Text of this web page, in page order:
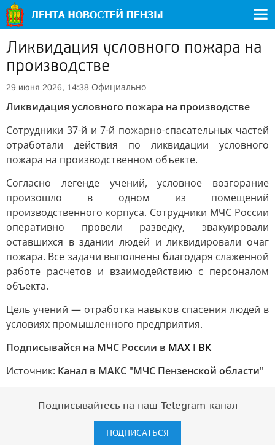
Ликвидация условного пожара на
производстве
29 июня 2026, 14:38 Официально
Ликвидация условного пожара на производстве
Сотрудники 37-й и 7-й пожарно-спасательных частей
отработали действия по ликвидации условного
пожара на производственном объекте.
Согласно легенде учений, условное возгорание
произошло в одном из помещений
производственного корпуса. Сотрудники МЧС России
оперативно провели разведку, эвакуировали
оставшихся в здании людей и ликвидировали очаг
пожара. Все задачи выполнены благодаря слаженной
работе расчетов и взаимодействию с персоналом
объекта.
Цель учений — отработка навыков спасения людей в
условиях промышленного предприятия.
Подписывайся на МЧС России в MAX I ВК
Источник: Канал в МАКС "МЧС Пензенской области"
Подписывайтесь на наш Telegram-канал
ПОДПИСАТЬСЯ